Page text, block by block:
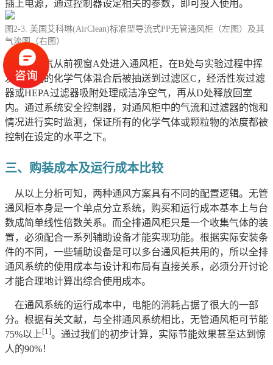
插上电源，通过控制器设定相关的参数，即可投入使用。
图2-3. 美国艾科琳(AirClean)标准型导流式PP无管通风柜（左图）及其
气流图（右图）
室内空气从前视窗A处进入通风柜，在B处与实验过程中挥
发或生成的化学气体混合后被抽送到过滤区C，经活性炭过滤
器或HEPA过滤器吸附处理成洁净空气，再从D处释放回室
内。通过系统安全控制器，对通风柜中的气流和过滤器的饱和
情况进行实时监测，保证所有的化学气体或颗粒物的浓度都被
控制在设定的水平之下。
三、 购装成本及运行成本比较
从以上分析可知，两种通风方案具有不同的配置逻辑。无管
通风柜本身是一个单点分立系统，购买和运行成本基本上与台
数成简单线性倍数关系。而全排通风柜只是一个收集气体的装
置，必须配合一系列辅助设备才能实现功能。根据实际安装条
件的不同，一些辅助设备是可以多台通风柜共用的，所以全排
通风系统的使用成本与设计和布局有直接关系，必须分开讨论
才能合理地计算出综合使用成本。
在通风系统的运行成本中，电能的消耗占据了很大的一部
分。根据有关文献，与全排通风系统相比，无管通风柜可节能
75%以上 [1]。通过我们的初步计算，实际节能效果甚至达到惊
人的90%！